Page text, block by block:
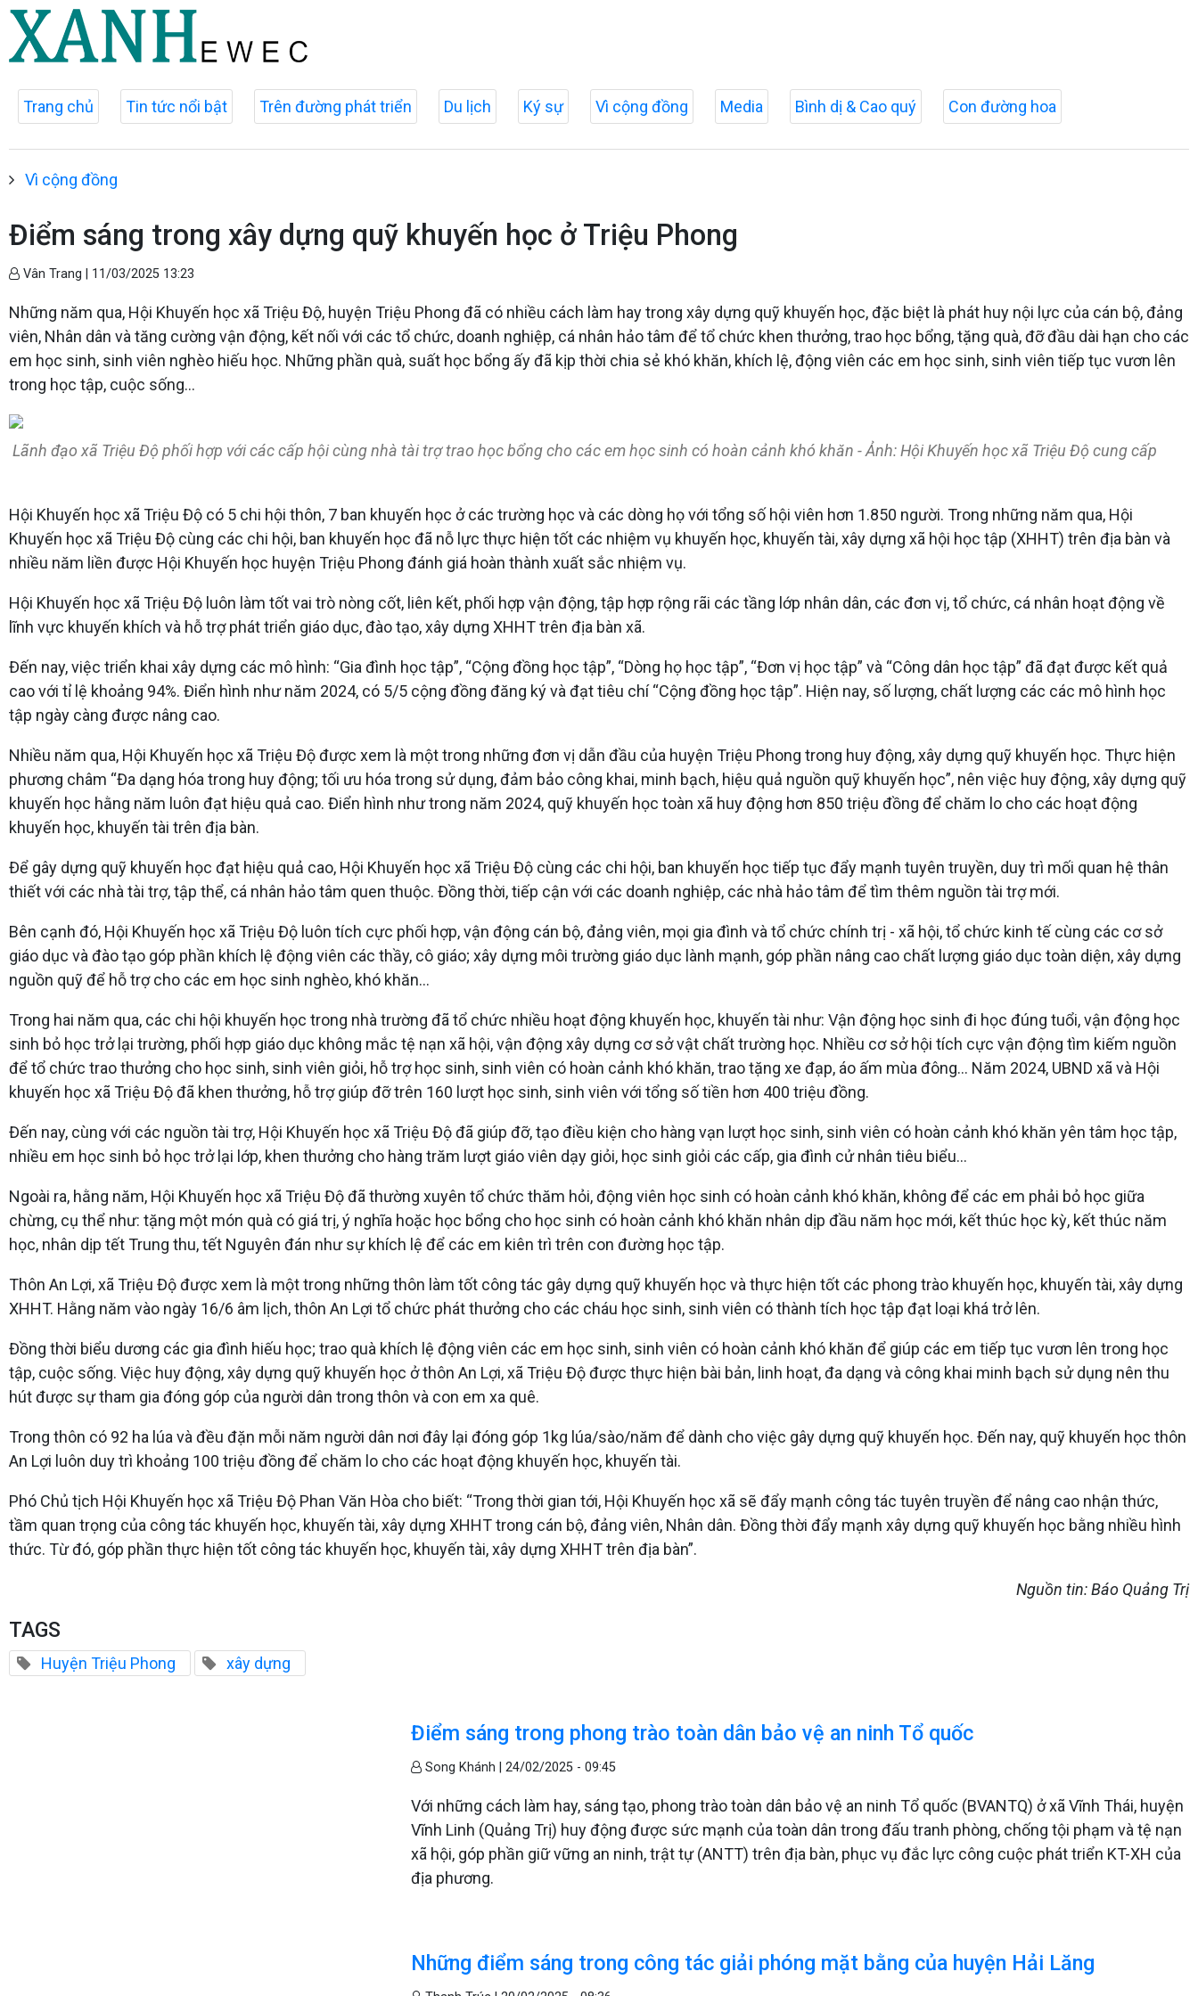
Trang chủ Tin tức nổi bật Trên đường phát triển Du lịch Ký sự Vì cộng đồng Media Bình dị & Cao quý Con đường hoa
Vì cộng đồng
Điểm sáng trong xây dựng quỹ khuyến học ở Triệu Phong
Vân Trang | 11/03/2025 13:23
Những năm qua, Hội Khuyến học xã Triệu Độ, huyện Triệu Phong đã có nhiều cách làm hay trong xây dựng quỹ khuyến học, đặc biệt là phát huy nội lực của cán bộ, đảng
viên, Nhân dân và tăng cường vận động, kết nối với các tổ chức, doanh nghiệp, cá nhân hảo tâm để tổ chức khen thưởng, trao học bổng, tặng quà, đỡ đầu dài hạn cho các
em học sinh, sinh viên nghèo hiếu học. Những phần quà, suất học bổng ấy đã kịp thời chia sẻ khó khăn, khích lệ, động viên các em học sinh, sinh viên tiếp tục vươn lên
trong học tập, cuộc sống...
Lãnh đạo xã Triệu Độ phối hợp với các cấp hội cùng nhà tài trợ trao học bổng cho các em học sinh có hoàn cảnh khó khăn - Ảnh: Hội Khuyến học xã Triệu Độ cung cấp
Hội Khuyến học xã Triệu Độ có 5 chi hội thôn, 7 ban khuyến học ở các trường học và các dòng họ với tổng số hội viên hơn 1.850 người. Trong những năm qua, Hội
Khuyến học xã Triệu Độ cùng các chi hội, ban khuyến học đã nỗ lực thực hiện tốt các nhiệm vụ khuyến học, khuyến tài, xây dựng xã hội học tập (XHHT) trên địa bàn và
nhiều năm liền được Hội Khuyến học huyện Triệu Phong đánh giá hoàn thành xuất sắc nhiệm vụ.
Hội Khuyến học xã Triệu Độ luôn làm tốt vai trò nòng cốt, liên kết, phối hợp vận động, tập hợp rộng rãi các tầng lớp nhân dân, các đơn vị, tổ chức, cá nhân hoạt động về
lĩnh vực khuyến khích và hỗ trợ phát triển giáo dục, đào tạo, xây dựng XHHT trên địa bàn xã.
Đến nay, việc triển khai xây dựng các mô hình: “Gia đình học tập”, “Cộng đồng học tập”, “Dòng họ học tập”, “Đơn vị học tập” và “Công dân học tập” đã đạt được kết quả
cao với tỉ lệ khoảng 94%. Điển hình như năm 2024, có 5/5 cộng đồng đăng ký và đạt tiêu chí “Cộng đồng học tập”. Hiện nay, số lượng, chất lượng các các mô hình học
tập ngày càng được nâng cao.
Nhiều năm qua, Hội Khuyến học xã Triệu Độ được xem là một trong những đơn vị dẫn đầu của huyện Triệu Phong trong huy động, xây dựng quỹ khuyến học. Thực hiện
phương châm “Đa dạng hóa trong huy động; tối ưu hóa trong sử dụng, đảm bảo công khai, minh bạch, hiệu quả nguồn quỹ khuyến học”, nên việc huy động, xây dựng quỹ
khuyến học hằng năm luôn đạt hiệu quả cao. Điển hình như trong năm 2024, quỹ khuyến học toàn xã huy động hơn 850 triệu đồng để chăm lo cho các hoạt động
khuyến học, khuyến tài trên địa bàn.
Để gây dựng quỹ khuyến học đạt hiệu quả cao, Hội Khuyến học xã Triệu Độ cùng các chi hội, ban khuyến học tiếp tục đẩy mạnh tuyên truyền, duy trì mối quan hệ thân
thiết với các nhà tài trợ, tập thể, cá nhân hảo tâm quen thuộc. Đồng thời, tiếp cận với các doanh nghiệp, các nhà hảo tâm để tìm thêm nguồn tài trợ mới.
Bên cạnh đó, Hội Khuyến học xã Triệu Độ luôn tích cực phối hợp, vận động cán bộ, đảng viên, mọi gia đình và tổ chức chính trị - xã hội, tổ chức kinh tế cùng các cơ sở
giáo dục và đào tạo góp phần khích lệ động viên các thầy, cô giáo; xây dựng môi trường giáo dục lành mạnh, góp phần nâng cao chất lượng giáo dục toàn diện, xây dựng
nguồn quỹ để hỗ trợ cho các em học sinh nghèo, khó khăn...
Trong hai năm qua, các chi hội khuyến học trong nhà trường đã tổ chức nhiều hoạt động khuyến học, khuyến tài như: Vận động học sinh đi học đúng tuổi, vận động học
sinh bỏ học trở lại trường, phối hợp giáo dục không mắc tệ nạn xã hội, vận động xây dựng cơ sở vật chất trường học. Nhiều cơ sở hội tích cực vận động tìm kiếm nguồn
để tổ chức trao thưởng cho học sinh, sinh viên giỏi, hỗ trợ học sinh, sinh viên có hoàn cảnh khó khăn, trao tặng xe đạp, áo ấm mùa đông... Năm 2024, UBND xã và Hội
khuyến học xã Triệu Độ đã khen thưởng, hỗ trợ giúp đỡ trên 160 lượt học sinh, sinh viên với tổng số tiền hơn 400 triệu đồng.
Đến nay, cùng với các nguồn tài trợ, Hội Khuyến học xã Triệu Độ đã giúp đỡ, tạo điều kiện cho hàng vạn lượt học sinh, sinh viên có hoàn cảnh khó khăn yên tâm học tập,
nhiều em học sinh bỏ học trở lại lớp, khen thưởng cho hàng trăm lượt giáo viên dạy giỏi, học sinh giỏi các cấp, gia đình cử nhân tiêu biểu...
Ngoài ra, hằng năm, Hội Khuyến học xã Triệu Độ đã thường xuyên tổ chức thăm hỏi, động viên học sinh có hoàn cảnh khó khăn, không để các em phải bỏ học giữa
chừng, cụ thể như: tặng một món quà có giá trị, ý nghĩa hoặc học bổng cho học sinh có hoàn cảnh khó khăn nhân dịp đầu năm học mới, kết thúc học kỳ, kết thúc năm
học, nhân dịp tết Trung thu, tết Nguyên đán như sự khích lệ để các em kiên trì trên con đường học tập.
Thôn An Lợi, xã Triệu Độ được xem là một trong những thôn làm tốt công tác gây dựng quỹ khuyến học và thực hiện tốt các phong trào khuyến học, khuyến tài, xây dựng
XHHT. Hằng năm vào ngày 16/6 âm lịch, thôn An Lợi tổ chức phát thưởng cho các cháu học sinh, sinh viên có thành tích học tập đạt loại khá trở lên.
Đồng thời biểu dương các gia đình hiếu học; trao quà khích lệ động viên các em học sinh, sinh viên có hoàn cảnh khó khăn để giúp các em tiếp tục vươn lên trong học
tập, cuộc sống. Việc huy động, xây dựng quỹ khuyến học ở thôn An Lợi, xã Triệu Độ được thực hiện bài bản, linh hoạt, đa dạng và công khai minh bạch sử dụng nên thu
hút được sự tham gia đóng góp của người dân trong thôn và con em xa quê.
Trong thôn có 92 ha lúa và đều đặn mỗi năm người dân nơi đây lại đóng góp 1kg lúa/sào/năm để dành cho việc gây dựng quỹ khuyến học. Đến nay, quỹ khuyến học thôn
An Lợi luôn duy trì khoảng 100 triệu đồng để chăm lo cho các hoạt động khuyến học, khuyến tài.
Phó Chủ tịch Hội Khuyến học xã Triệu Độ Phan Văn Hòa cho biết: “Trong thời gian tới, Hội Khuyến học xã sẽ đẩy mạnh công tác tuyên truyền để nâng cao nhận thức,
tầm quan trọng của công tác khuyến học, khuyến tài, xây dựng XHHT trong cán bộ, đảng viên, Nhân dân. Đồng thời đẩy mạnh xây dựng quỹ khuyến học bằng nhiều hình
thức. Từ đó, góp phần thực hiện tốt công tác khuyến học, khuyến tài, xây dựng XHHT trên địa bàn”.
Nguồn tin: Báo Quảng Trị
TAGS
Huyện Triệu Phong xây dựng
Điểm sáng trong phong trào toàn dân bảo vệ an ninh Tổ quốc
Song Khánh |24/02/2025 - 09:45
Với những cách làm hay, sáng tạo, phong trào toàn dân bảo vệ an ninh Tổ quốc (BVANTQ) ở xã Vĩnh Thái, huyện
Vĩnh Linh (Quảng Trị) huy động được sức mạnh của toàn dân trong đấu tranh phòng, chống tội phạm và tệ nạn
xã hội, góp phần giữ vững an ninh, trật tự (ANTT) trên địa bàn, phục vụ đắc lực công cuộc phát triển KT-XH của
địa phương.
Những điểm sáng trong công tác giải phóng mặt bằng của huyện Hải Lăng